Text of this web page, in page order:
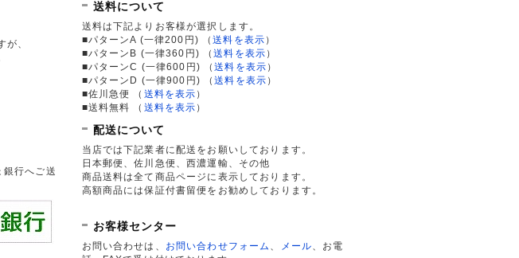
が、
行へご送
送料について
送料は下記よりお客様が選択します。
■パターンA (一律200円)
（送料を表示 ）
■パターンB (一律360円)
（送料を表示 ）
■パターンC (一律600円)
（送料を表示 ）
■パターンD (一律900円)
（送料を表示 ）
■佐川急便
（ 送料を表示 ）
■送料無料
（ 送料を表示 ）
配送について
当店では下記業者に配送をお願いしております。
日本郵便、佐川急便、西濃運輸、その他
商品送料は全て商品ページに表示しております。
高額商品には保証付書留便をお勧めしております。
お客様センター
お問い合わせは、 お問い合わせフォーム メール 、お電